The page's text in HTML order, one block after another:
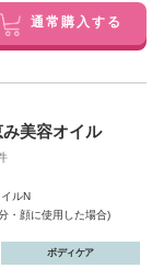
通常購入する
美容オイル
ルN
に使用した場合)
ボディケア